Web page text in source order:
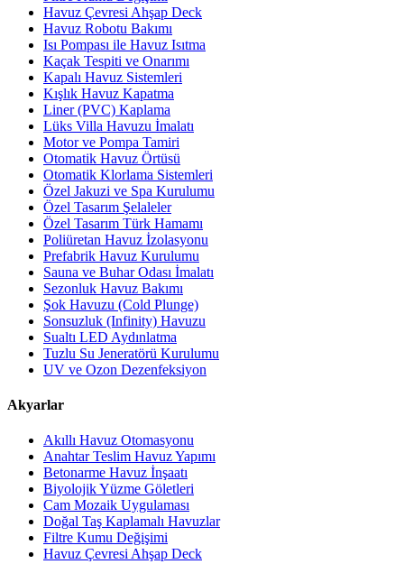
Havuz Çevresi Ahşap Deck
Havuz Robotu Bakımı
Isı Pompası ile Havuz Isıtma
Kaçak Tespiti ve Onarımı
Kapalı Havuz Sistemleri
Kışlık Havuz Kapatma
Liner (PVC) Kaplama
Lüks Villa Havuzu İmalatı
Motor ve Pompa Tamiri
Otomatik Havuz Örtüsü
Otomatik Klorlama Sistemleri
Özel Jakuzi ve Spa Kurulumu
Özel Tasarım Şelaleler
Özel Tasarım Türk Hamamı
Poliüretan Havuz İzolasyonu
Prefabrik Havuz Kurulumu
Sauna ve Buhar Odası İmalatı
Sezonluk Havuz Bakımı
Şok Havuzu (Cold Plunge)
Sonsuzluk (Infinity) Havuzu
Sualtı LED Aydınlatma
Tuzlu Su Jeneratörü Kurulumu
UV ve Ozon Dezenfeksiyon
Akyarlar
Akıllı Havuz Otomasyonu
Anahtar Teslim Havuz Yapımı
Betonarme Havuz İnşaatı
Biyolojik Yüzme Göletleri
Cam Mozaik Uygulaması
Doğal Taş Kaplamalı Havuzlar
Filtre Kumu Değişimi
Havuz Çevresi Ahşap Deck